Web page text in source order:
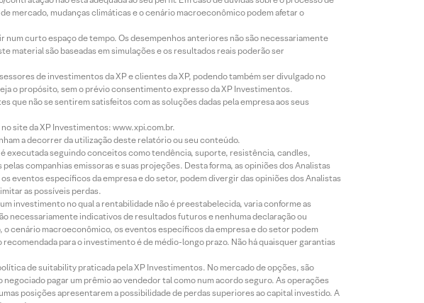
mercado, mudanças climáticas e o cenário macroeconômico podem afetar o
curto espaço de tempo. Os desempenhos anteriores não são necessariamente
são baseadas em simulações e os resultados reais poderão ser
de investimentos da XP e clientes da XP, podendo também ser divulgado no
o propósito, sem o prévio consentimento expresso da XP Investimentos.
que não se sentirem satisfeitos com as soluções dadas pela empresa aos seus
site da XP Investimentos: www.xpi.com.br.
a decorrer da utilização deste relatório ou seu conteúdo.
é executada seguindo conceitos como tendência, suporte, resistência, candles,
companhias emissoras e suas projeções. Desta forma, as opiniões dos Analistas
eventos específicos da empresa e do setor, podem divergir das opiniões dos Analistas
as possíveis perdas.
investimento no qual a rentabilidade não é preestabelecida, varia conforme as
necessariamente indicativos de resultados futuros e nenhuma declaração ou
cenário macroeconômico, os eventos específicos da empresa e do setor podem
para o investimento é de médio-longo prazo. Não há quaisquer garantias
de suitability praticada pela XP Investimentos. No mercado de opções, são
pagar um prêmio ao vendedor tal como num acordo seguro. As operações
posições apresentarem a possibilidade de perdas superiores ao capital investido. A